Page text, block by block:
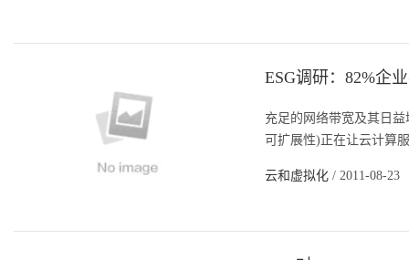
ESG调研：82%企
充足的网络带宽及其日
可扩展性)正在让云计算
云和虚拟化 / 2011-08-23